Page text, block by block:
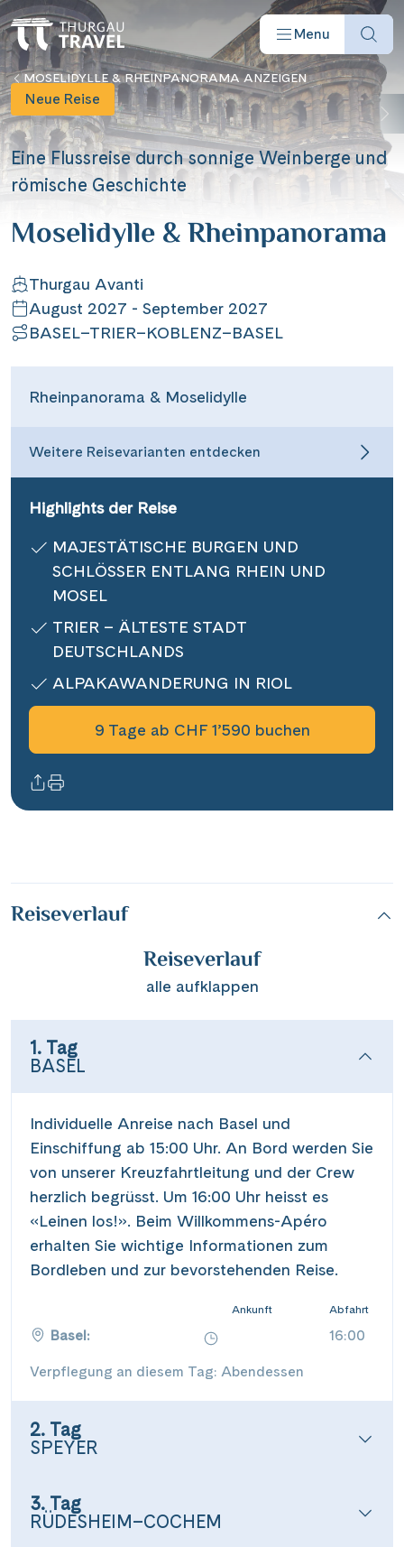
Menu
Reisearten
Angebote
Schiffe
Reisekalender
Reisegutscheine
Newsletter
Reisekataloge
Kundenlogin
Hotline 0800 626 550DE|FR
MOSELIDYLLE & RHEINPANORAMA ANZEIGEN
Neue Reise
Eine Flussreise durch sonnige Weinberge und
römische Geschichte
Moselidylle & Rheinpanorama
Thurgau Avanti
August 2027 - September 2027
BASEL–TRIER–KOBLENZ–BASEL
Rheinpanorama & Moselidylle
Weitere Reisevarianten entdecken
Highlights der Reise
MAJESTÄTISCHE BURGEN UND
SCHLÖSSER ENTLANG RHEIN UND
MOSEL
TRIER – ÄLTESTE STADT
DEUTSCHLANDS
ALPAKAWANDERUNG IN RIOL
9 Tage ab CHF 1’590 buchen
Reiseverlauf
Reiseverlauf
alle aufklappen
1. Tag
BASEL
Individuelle Anreise nach Basel und
Einschiffung ab 15:00 Uhr. An Bord werden Sie
von unserer Kreuzfahrtleitung und der Crew
herzlich begrüsst. Um 16:00 Uhr heisst es
«Leinen los!». Beim Willkommens-Apéro
erhalten Sie wichtige Informationen zum
Bordleben und zur bevorstehenden Reise.
Ankunft Abfahrt
Basel: 16:00
Verpflegung an diesem Tag: Abendessen
2. Tag
SPEYER
3. Tag
RÜDESHEIM–COCHEM